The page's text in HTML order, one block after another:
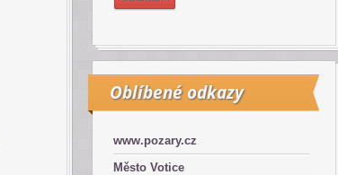
Oblíbené odkazy
www.pozary.cz
Město Votice